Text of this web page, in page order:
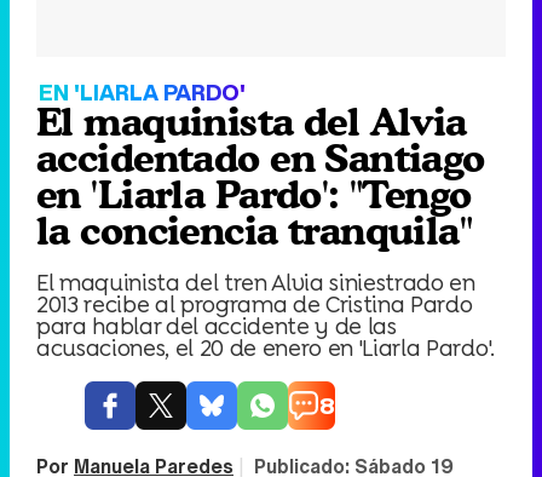
EN 'LIARLA PARDO'
El maquinista del Alvia
accidentado en Santiago
en 'Liarla Pardo': "Tengo
la conciencia tranquila"
El maquinista del tren Alvia siniestrado en
2013 recibe al programa de Cristina Pardo
para hablar del accidente y de las
acusaciones, el 20 de enero en 'Liarla Pardo'.
8
Por Manuela Paredes | Publicado: Sábado 19